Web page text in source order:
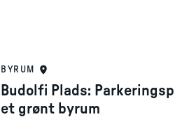
BYRUM
Budolfi Plads:
et grønt byrum